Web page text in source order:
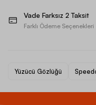
Vade Farksız 2 Taksit
Farklı Ödeme Seçenekleri
Yüzücü Gözlüğü